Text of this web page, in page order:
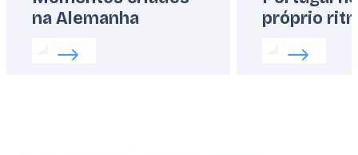
na Alemanha
Read more about: Momentos criados na Alemanha
próprio
Read more